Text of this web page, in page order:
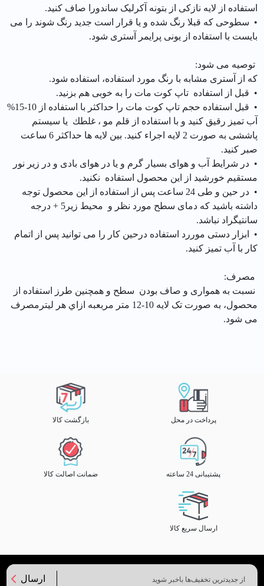
استفاده از لایه نازکی از بتونه آکرلیک ساندورا صاف کنید.
• سطوحی که قبلا رنگ شده و یا قرار است جدید رنگ شوند را می
بایست با استفاده از یونی پرایمر آستری شود.
توصیه می شود:
که از آستری مشابه با رنگ مورد استفاده، استفاده شود.
• قبل از استفاده تاپ کوت مات را به خوبی هم بزنید.
• قبل استفاده حجم تاپ کوت مات را حداکثر با استفاده از 10-15%
آب تمیز رقیق کنید و با استفاده از قلم مو ، غلطك یا سیستم
پاششی به صورت 2 لایه اجراء کنید. بین لایه ها حداکثر 6 ساعت
صبر کنید.
• در شرایط آب و هوای بسیار گرم و یا در هوای بادی و در زیر نور
مستقیم خورشید از این محصول استفاده نکنید.
• در حین و طی 24 ساعت پس از استفاده از این محصول توجه
داشته باشید که دمای سطح مورد نظر و محیط زیر5 + درجه
سانتیگراد نباشد.
• ابزار دستی موررد استفاده درحین کار را می توانید پس از اتمام
کار با آب تمیز کنید.
مصرف:
نسبت به همواری و صاف بودن سطح و همچنین طرز استفاده از
محصول، به صورت تک لایه 10-12 متر مربعبه ازاي هر لیترمصرف
می شود.
پرداخت در محل بازگشت کالا
پشتیبانی 24 ساعته ضمانت اصالت کالا
ارسال سریع کالا
ارسال